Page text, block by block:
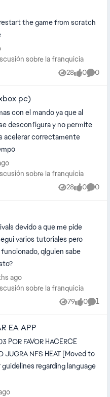
forma de repetir dichas
de volver a intentarlo para
hablar al soporte de steam
dijeron que iban a revisarlo
foro, sin embargo hasta el
ni respuesta.
the game from scratch
sobre la franquicia
sobre la franquicia
28
Views 0
likes 0
pc)
con el mando ya que al
desconfigura y no permite
acelerar correctamente
sobre la franquicia
sobre la franquicia
28
Views 0
likes 0
devido a que me pide
varios tutoriales pero
qlguien sabe
ago
sobre la franquicia
sobre la franquicia
79
Views 0
likes 1
EA APP
POR FAVOR HACERCE
JUGRA NFS HEAT [Moved to
guidelines regarding language